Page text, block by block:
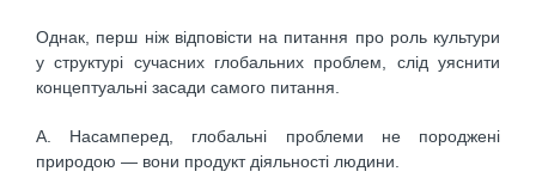
Однак, перш ніж відповісти на питання про роль культури
у структурі сучасних глобальних проблем, слід уяснити
концептуальні засади самого питання.
А. Насамперед, глобальні проблеми не породжені
природою — вони продукт діяльності людини.